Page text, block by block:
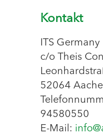
Kontakt
ITS
c/o Theis
52064
94580550
E-Mail: